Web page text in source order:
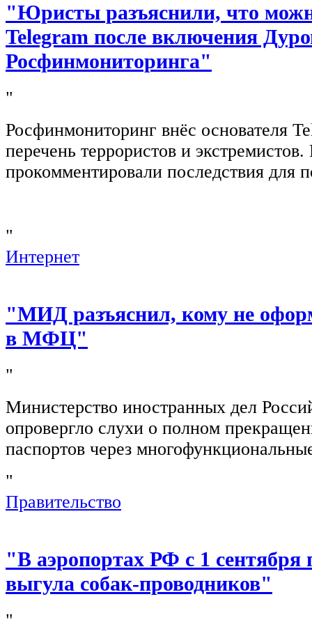
"Юристы разъяснили, что
Telegram после включения
Росфинмониторинга"
"
Росфинмониторинг внёс основателя
перечень террористов и
прокомментировали последствия для
"
Интернет
"МИД разъяснил, кому не
в МФЦ"
"
Министерство иностранных дел
опровергло слухи о полном
паспортов через
"
Правительство
"В аэропортах РФ с 1 сентября
выгула собак-проводников"
"